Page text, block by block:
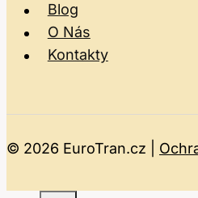
Blog
O Nás
Kontakty
© 2026 EuroTran.cz |